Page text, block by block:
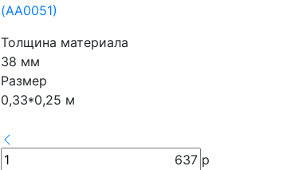
(АА0051)
Толщина материала
38 мм
Размер
0,33*0,25 м
637 р